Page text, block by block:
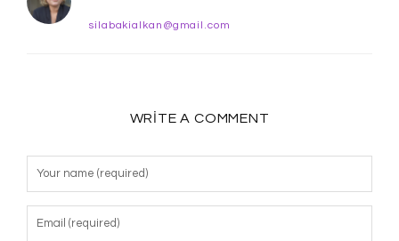
silabakialkan@gmail.com
WRITE A COMMENT